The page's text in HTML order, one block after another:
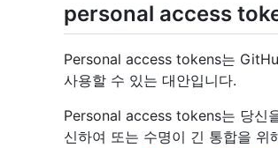
personal access
Personal access tokens는
사용할 수 있는 대안입니다.
Personal access tokens는 당신
신하여 또는 수명이 긴 통합을